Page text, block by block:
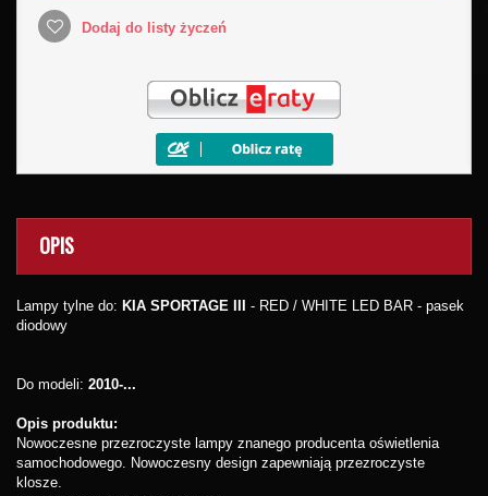
Dodaj do listy życzeń
OPIS
Lampy tylne do: KIA SPORTAGE III
- RED / WHITE LED BAR - pasek
diodowy
Do modeli: 2010-...
Opis produktu:
Nowoczesne przezroczyste lampy znanego producenta oświetlenia
samochodowego. Nowoczesny design zapewniają przezroczyste
klosze.